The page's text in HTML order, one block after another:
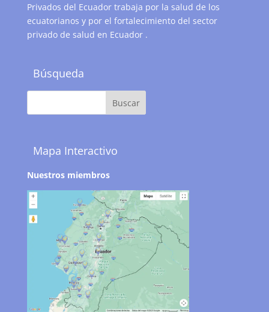
Privados del Ecuador trabaja por la salud de los
ecuatorianos y por el fortalecimiento del sector
privado de salud en Ecuador .
Búsqueda
Mapa Interactivo
Nuestros miembros